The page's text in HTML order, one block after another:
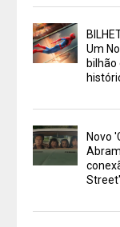
Um
Novo